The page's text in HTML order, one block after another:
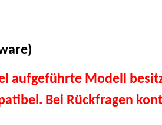
aufgeführte Modell
Bei Rückfragen